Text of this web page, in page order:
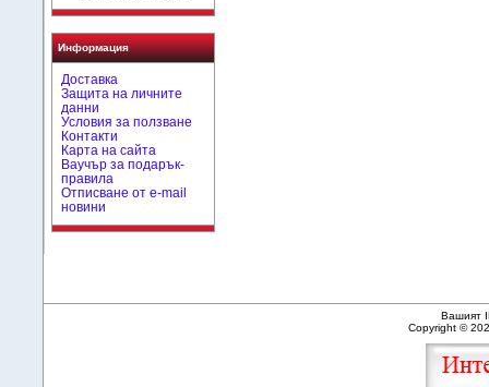
Информация
Доставка
Защита на личните
данни
Условия за ползване
Контакти
Карта на сайта
Ваучър за подарък-
правила
Отписване от e-mail
новини
Вашият
Copyright ©